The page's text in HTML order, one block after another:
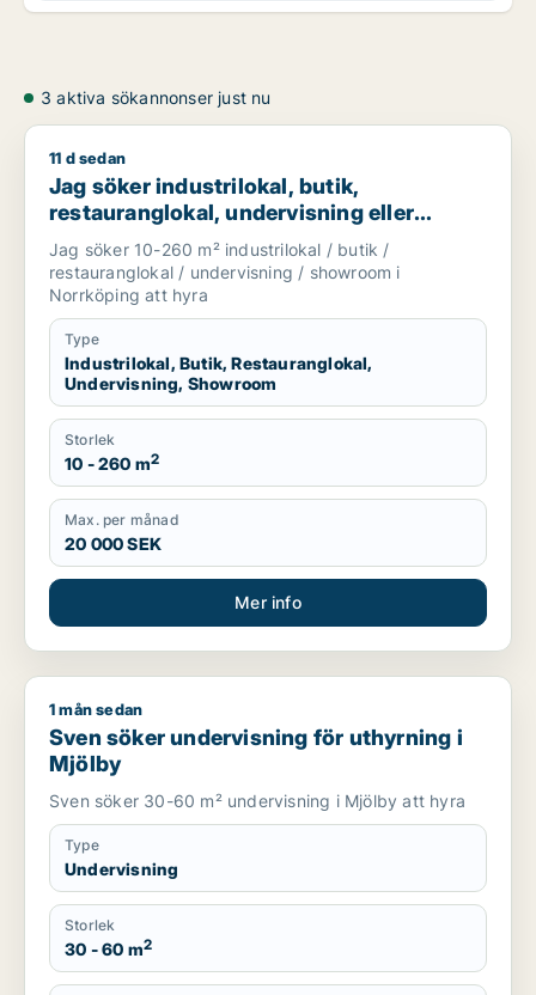
3 aktiva sökannonser just nu
Jag söker industrilokal, butik, restauranglokal,
11 d sedan
Jag söker industrilokal, butik,
restauranglokal, undervisning eller
showroom för uthyrning i Norrköping
Jag söker 10-260 m² industrilokal / butik /
restauranglokal / undervisning / showroom i
Norrköping att hyra
Type
Industrilokal, Butik, Restauranglokal,
Undervisning, Showroom
Storlek
10 - 260 m2
Max. per månad
20 000 SEK
Mer info
Sven söker undervisning för uthyrning i Mjölby
1 mån sedan
Sven söker undervisning för uthyrning i
Mjölby
Sven söker 30-60 m² undervisning i Mjölby att hyra
Type
Undervisning
Storlek
30 - 60 m2